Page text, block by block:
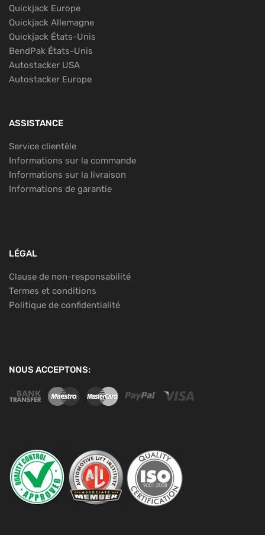
Quickjack Europe
Quickjack Allemagne
Quickjack États-Unis
BendPak États-Unis
Autostacker USA
Autostacker Europe
ASSISTANCE
Service clientèle
Informations sur la commande
Informations sur la livraison
Informations de garantie
LÉGAL
Clause de non-responsabilité
Termes et conditions
Politique de confidentialité
NOUS ACCEPTONS: